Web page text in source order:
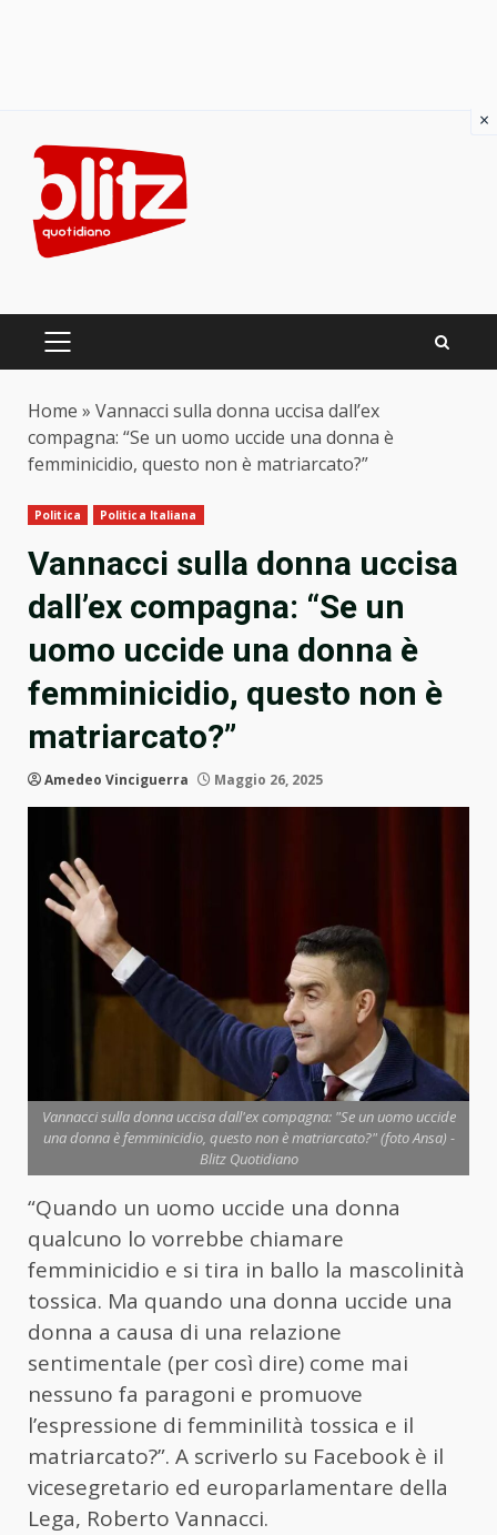
content
PRIMARY
Home » Vannacci sulla donna uccisa dall’ex
compagna: “Se un uomo uccide una donna è
femminicidio, questo non è matriarcato?”
Politica Politica Italiana
Vannacci sulla donna uccisa
dall’ex compagna: “Se un
uomo uccide una donna è
femminicidio, questo non è
matriarcato?”
Amedeo Vinciguerra Maggio 26, 2025
Vannacci sulla donna uccisa dall'ex compagna: "Se un uomo uccide
una donna è femminicidio, questo non è matriarcato?" (foto Ansa) -
Blitz Quotidiano
“Quando un uomo uccide una donna
qualcuno lo vorrebbe chiamare
femminicidio e si tira in ballo la mascolinità
tossica. Ma quando una donna uccide una
donna a causa di una relazione
sentimentale (per così dire) come mai
nessuno fa paragoni e promuove
l’espressione di femminilità tossica e il
matriarcato?”. A scriverlo su Facebook è il
vicesegretario ed europarlamentare della
Lega, Roberto Vannacci.
×